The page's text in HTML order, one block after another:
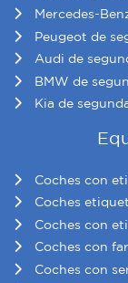
Mercedes-
Peugeot de
Audi de
BMW de
Kia de
Coches con
Coches
Coches con
Coches con
Coches con